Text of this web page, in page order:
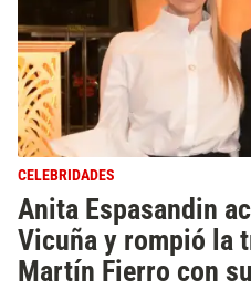
CELEBRIDADES
Anita Espasandin
Vicuña y rompió la
Martín Fierro con